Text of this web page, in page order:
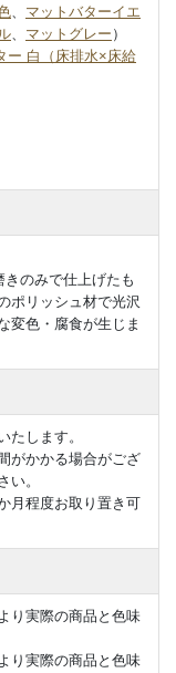
、 マットバターイエ
、 マットグレー ）
ー 白（床排水×床給
のみで仕上げたも
ポリッシュ材で光沢
変色・腐食が生じま
たします。
がかかる場合がござ
い。
月程度お取り置き可
り実際の商品と色味
り実際の商品と色味